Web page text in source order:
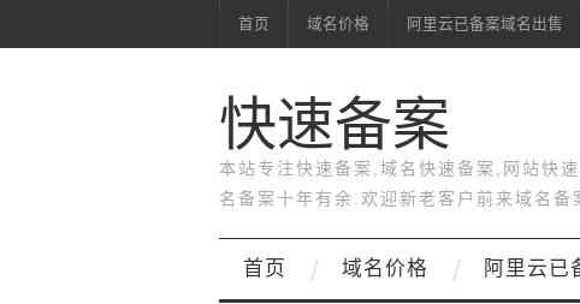
首页 域名价格 阿里云已备案域名出售
快速备案
本站专注快速备案,域名快速备案,网站快
名备案十年有余.欢迎新老客户前来域名备
首页 域名价格 阿里云已